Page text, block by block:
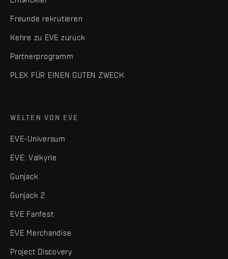
Freunde rekrutieren
Kehre zu EVE zurück
Partnerprogramm
PLEX FÜR EINEN GUTEN ZWECK
WELTEN VON EVE
EVE-Universum
EVE: Valkyrie
Gunjack
Gunjack 2
EVE Fanfest
EVE Merchandise
Project Discovery